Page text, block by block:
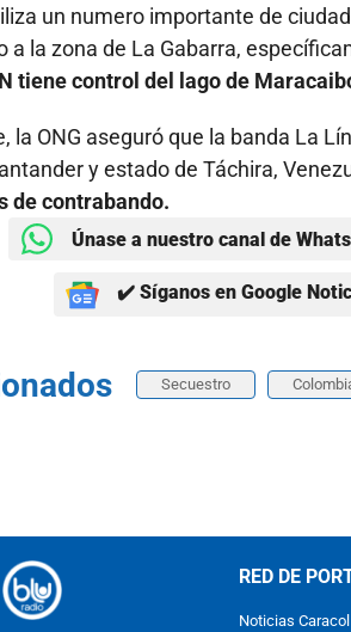
un numero importante de
a la zona de La Gabarra,
tiene control del lago de
la ONG aseguró que la banda La
y estado de Táchira,
de contrabando.
Únase a nuestro canal de
✔️ Síganos en Google
Secuestro
RED DE
Noticias Caracol